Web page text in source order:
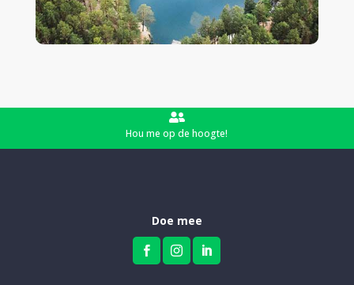

Hou me op de hoogte!
Doe mee
  